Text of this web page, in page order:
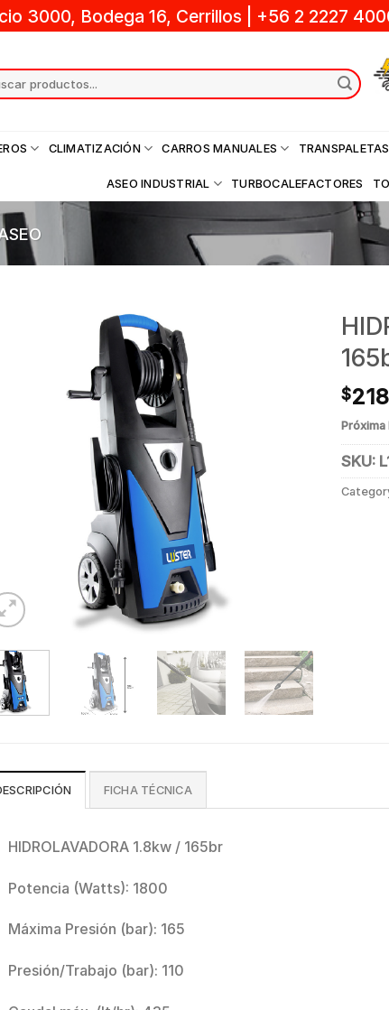
3000, Bodega 16, Cerrillos +56 2 2227
CLIMATIZACIÓN CARROS MANUALES TRANSPALETAS
ASEO INDUSTRIAL TURBOCALEFACTORES
$
Próxima
SKU:
FICHA TÉCNICA
HIDROLAVADORA 1.8kw / 165br
Potencia (Watts): 1800
Máxima Presión (bar): 165
Presión/Trabajo (bar): 110